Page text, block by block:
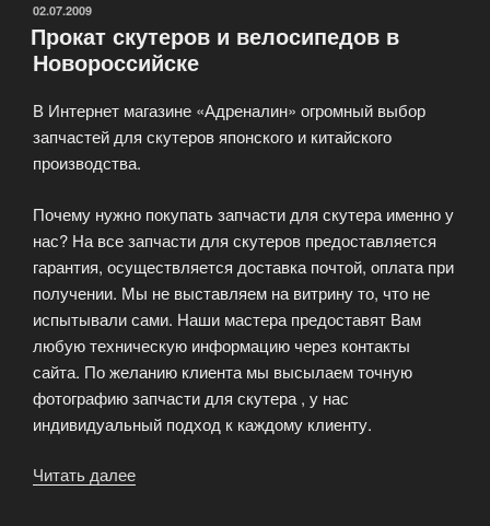
ОПУБЛИКОВАНО
02.07.2009
Прокат скутеров и велосипедов в
Новороссийске
В Интернет магазине «Адреналин» огромный выбор
запчастей для скутеров японского и китайского
производства.
Почему нужно покупать запчасти для скутера именно у
нас? На все запчасти для скутеров предоставляется
гарантия, осуществляется доставка почтой, оплата при
получении. Мы не выставляем на витрину то, что не
испытывали сами. Наши мастера предоставят Вам
любую техническую информацию через контакты
сайта. По желанию клиента мы высылаем точную
фотографию запчасти для скутера , у нас
индивидуальный подход к каждому клиенту.
Читать далее